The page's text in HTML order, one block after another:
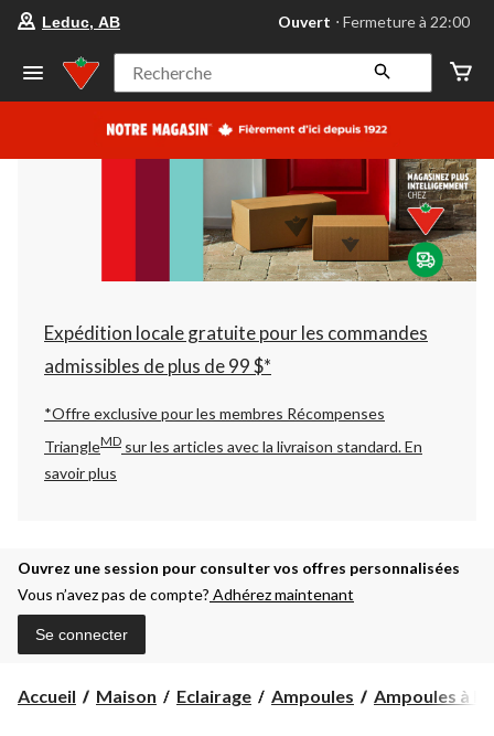
votre
préféré
Leduc,
AB,
courament
Fermeture
à
22:00
cliquer
pour
changer
Leduc, AB Ouvert ⋅ Fermeture à 22:00
Recherche
Expédition locale gratuite pour les commandes
admissibles de plus de 99 $*
*Offre exclusive pour les membres Récompenses
TriangleMD sur les articles avec la livraison standard.En
savoir plus
Ouvrez une session pour consulter vos offres personnalisées
Vous n’avez pas de compte? Adhérez maintenant
Se connecter
Accueil Maison Eclairage Ampoules Ampoules à